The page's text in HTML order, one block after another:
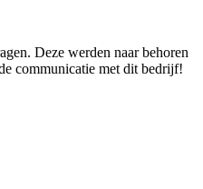
Deze werden naar behoren
communicatie met dit bedrijf!